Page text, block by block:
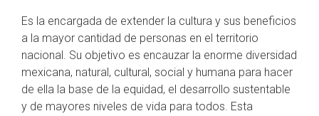
Es la encargada de extender la cultura y sus beneficios
a la mayor cantidad de personas en el territorio
nacional. Su objetivo es encauzar la enorme diversidad
mexicana, natural, cultural, social y humana para hacer
de ella la base de la equidad, el desarrollo sustentable
y de mayores niveles de vida para todos. Esta